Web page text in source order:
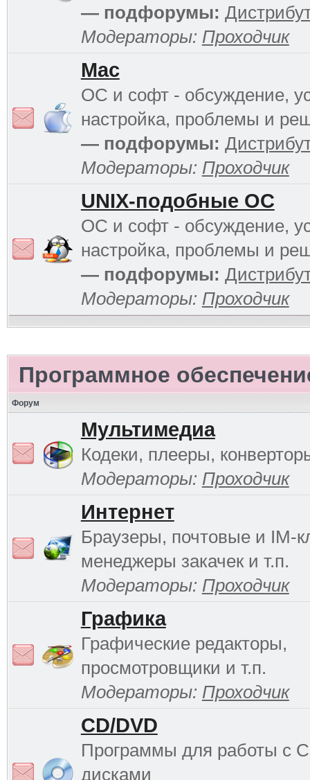
— подфорумы:
Модераторы: Проходчик
Mac
ОС и софт - обсуждение,
настройка, проблемы и
— подфорумы:
Модераторы: Проходчик
UNIX-подобные ОС
ОС и софт - обсуждение,
настройка, проблемы и
— подфорумы:
Модераторы: Проходчик
Программное
Форум
Мультимедиа
Кодеки, плееры,
Модераторы: Проходчик
Интернет
Браузеры, почтовые и IM-
менеджеры закачек и т.п.
Модераторы: Проходчик
Графика
Графические редакторы,
просмотровщики и т.п.
Модераторы: Проходчик
CD/DVD
Программы для работы с
дисками